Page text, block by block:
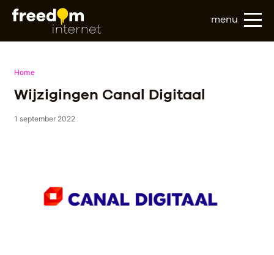
menu
Home
Wijzigingen Canal Digitaal
1 september 2022